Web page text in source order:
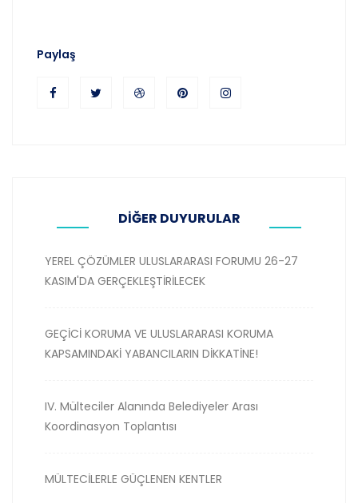
Paylaş
DİĞER DUYURULAR
YEREL ÇÖZÜMLER ULUSLARARASI FORUMU 26-27
KASIM'DA GERÇEKLEŞTİRİLECEK
GEÇİCİ KORUMA VE ULUSLARARASI KORUMA
KAPSAMINDAKİ YABANCILARIN DİKKATİNE!
IV. Mülteciler Alanında Belediyeler Arası
Koordinasyon Toplantısı
MÜLTECİLERLE GÜÇLENEN KENTLER